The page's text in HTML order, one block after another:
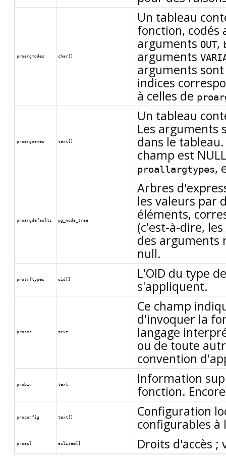
proargmodes char[]
Un tableau
fonction, codés
arguments OUT,
arguments
arguments
indices
à celles de
proargnames text[]
Un tableau
Les arguments
dans le
champ est
proallargtypes,
proargdefaults pg_node_tree
Arbres
les valeurs par
éléments,
(c'est-à-dire, les
des arguments
null.
protrftypes oid[]
L'OID du type
s'appliquent.
prosrc text
Ce champ
d'invoquer la
langage
ou de toute
convention
probin text
Information
fonction.
proconfig text[]
Configuration
configurables à
proacl aclitem[] Droits d'accès ;